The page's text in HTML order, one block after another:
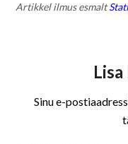
Artikkel ilmus esmalt
Sinu e-